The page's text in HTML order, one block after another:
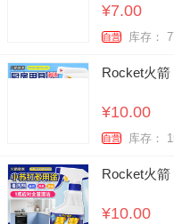
¥7.00
自营 库
Rocket火
¥10.00
自营 库
Rocket火
¥10.00